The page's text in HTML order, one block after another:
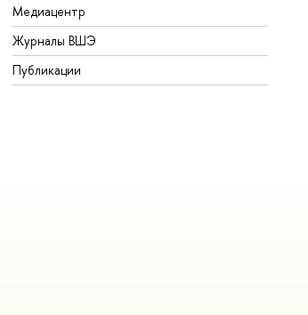
Медиацентр
Журналы ВШЭ
Публикации